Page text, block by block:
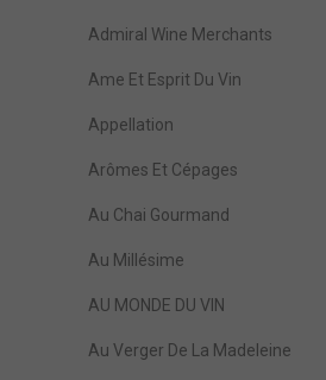
Admiral Wine Merchants
Ame Et Esprit Du Vin
Appellation
Arômes Et Cépages
Au Chai Gourmand
Au Millésime
AU MONDE DU VIN
Au Verger De La Madeleine